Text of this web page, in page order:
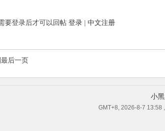
要登录后才可以回帖 登录 中文注册
后一页
小
GMT+8, 2026-8-7 13:58